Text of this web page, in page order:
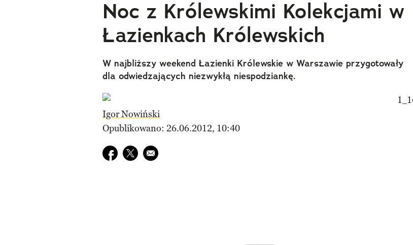
Noc z Królewskimi Kolekcjami w
Łazienkach Królewskich
W najbliższy weekend Łazienki Królewskie w Warszawie przygotowały
dla odwiedzających niezwykłą niespodziankę.
Igor Nowiński
Opublikowano: 26.06.2012, 10:40
Udostępnij na facebook
Udostępnij na twitter
E-mail do przyjaciela